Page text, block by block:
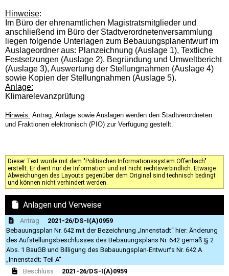
Hinweise:
Im Büro der ehrenamtlichen Magistratsmitglieder und
anschließend im Büro der Stadtverordnetenversammlung
liegen folgende Unterlagen zum Bebauungsplanentwurf im
Auslageordner aus: Planzeichnung (Auslage 1), Textliche
Festsetzungen (Auslage 2), Begründung und Umweltbericht
(Auslage 3), Auswertung der Stellungnahmen (Auslage 4)
sowie Kopien der Stellungnahmen (Auslage 5).
Anlage:
Klimarelevanzprüfung
Hinweis: Antrag, Anlage sowie Auslagen werden den Stadtverordneten
und Fraktionen elektronisch (PIO) zur Verfügung gestellt.
Dieser Text wurde mit dem "Politischen Informationssystem Offenbach"
erstellt. Er dient nur der Information und ist nicht rechtsverbindlich. Etwaige
Abweichungen des Layouts gegenüber dem Original sind technisch bedingt
und können nicht verhindert werden.
Anlagen und Verweise
Antrag
2021-26/DS-I(A)0959
Bebauungsplan Nr. 642 mit der Bezeichnung „Innenstadt“ hier: Änderung
des Aufstellungsbeschlusses des Bebauungsplans Nr. 642 gemäß § 2
Abs. 1 BauGB und Billigung des Bebauungsplan-Entwurfs Nr. 642 A
„Innenstadt; Teil A“
Beschluss
2021-26/DS-I(A)0959